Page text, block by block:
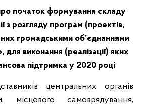
початок формування складу
з розгляду програм (проектів,
громадськими об’єднаннями
для виконання (реалізації) яких
підтримка у 2020 році
центральних органів
місцевого самоврядування,